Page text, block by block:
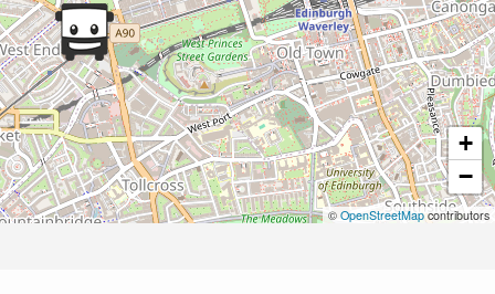
+
−
© OpenStreetMapcontributors